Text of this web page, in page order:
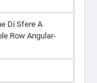
Di Sfere A
Row Angular-